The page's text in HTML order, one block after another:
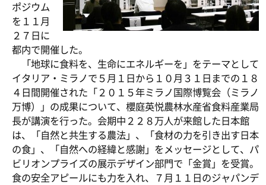
ポジウム
を１１月
２７日に
都内で開催した。
「地球に食料を、生命にエネルギーを」をテーマとして
イタリア・ミラノで５月１日から１０月３１日までの１８
４日間開催された「２０１５年ミラノ国際博覧会（ミラノ
万博）」の成果について、櫻庭英悦農林水産省食料産業局
長が講演を行った。会期中２２８万人が来館した日本館
は、「自然と共生する農法」、「食材の力を引き出す日本
の食」、「自然への経緯と感謝」をメッセージとして、パ
ビリオンプライズの展示デザイン部門で「金賞」を受賞。
食の安全アピールにも力を入れ、７月１１日のジャパンデ